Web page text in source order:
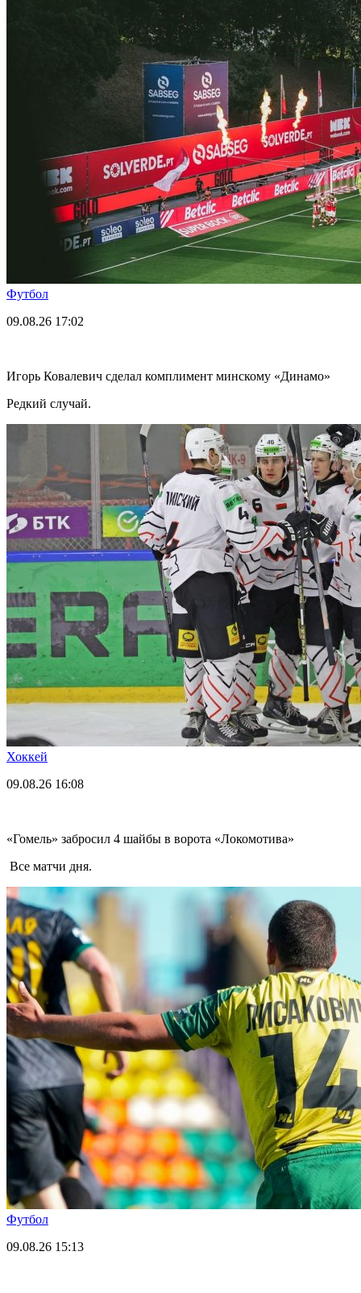
Футбол
09.08.26 17:02
Игорь Ковалевич сделал комплимент минскому «Динамо»
Редкий случай.
Хоккей
09.08.26 16:08
«Гомель» забросил 4 шайбы в ворота «Локомотива»
Все матчи дня.
Футбол
09.08.26 15:13